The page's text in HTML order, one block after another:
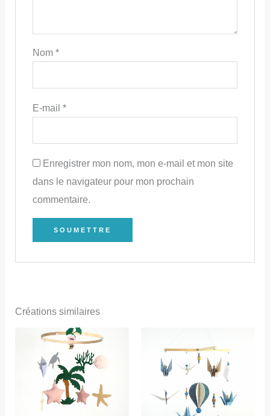
Nom *
E-mail *
Enregistrer mon nom, mon e-mail et mon site
dans le navigateur pour mon prochain
commentaire.
Créations similaires